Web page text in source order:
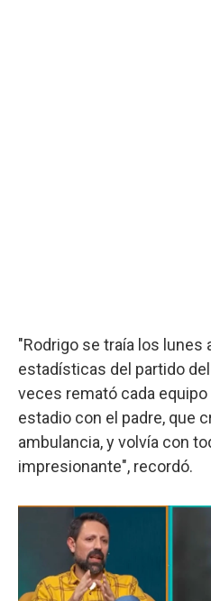
"Rodrigo se traía los lunes
estadísticas del partido
veces remató cada equipo
estadio con el padre, que
ambulancia, y volvía con
impresionante", recordó.